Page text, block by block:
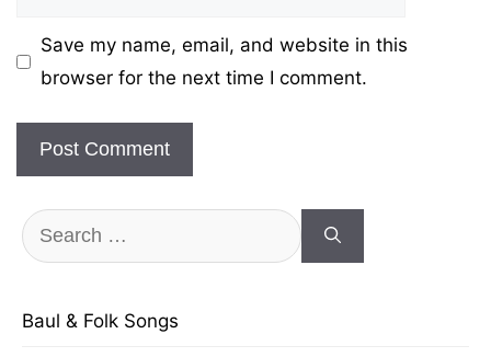
Save my name, email, and website in this
browser for the next time I comment.
Search
for:
Baul & Folk Songs